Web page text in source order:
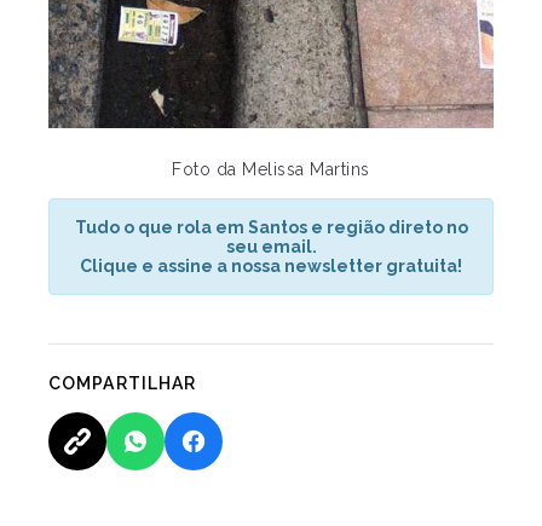
Foto da Melissa Martins
Tudo o que rola em Santos e região direto no
seu email.
Clique e assine a nossa newsletter gratuita!
COMPARTILHAR